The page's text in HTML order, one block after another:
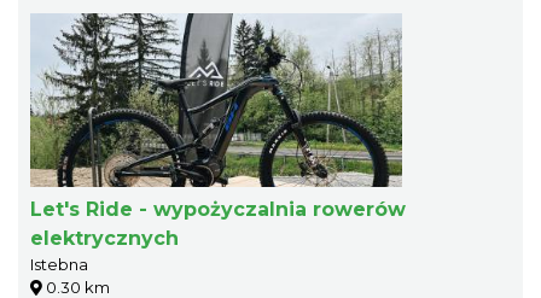
Let's Ride - wypożyczalnia rowerów
elektrycznych
Istebna
0.30 km